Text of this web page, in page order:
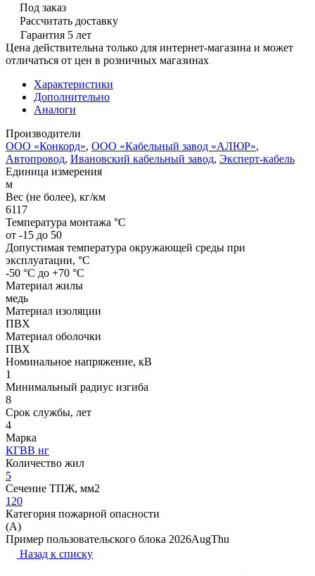
Под заказ
Рассчитать доставку
Гарантия 5 лет
Цена действительна только для интернет-магазина и может
отличаться от цен в розничных магазинах
Характеристики
Дополнительно
Аналоги
Производители
ООО «Конкорд», ООО «Кабельный завод «АЛЮР»,
Автопровод, Ивановский кабельный завод, Эксперт-кабель
Единица измерения
м
Вес (не более), кг/км
6117
Температура монтажа °C
от -15 до 50
Допустимая температура окружающей среды при
эксплуатации, °C
-50 °С до +70 °С
Материал жилы
медь
Материал изоляции
ПВХ
Материал оболочки
ПВХ
Номинальное напряжение, кВ
1
Минимальный радиус изгиба
8
Срок службы, лет
4
Марка
КГВВ нг
Количество жил
5
Сечение ТПЖ, мм2
120
Категория пожарной опасности
(A)
Пример пользовательского блока 2026AugThu
Назад к списку